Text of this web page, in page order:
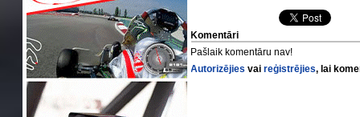
Komentāri
Pašlaik komentāru nav!
Autorizējies vaireģistrējies, lai